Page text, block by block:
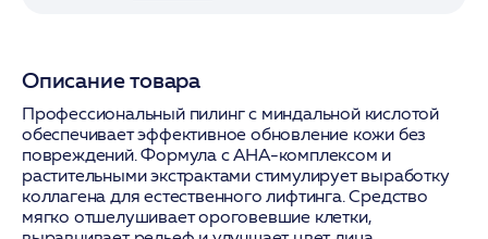
Описание товара
Профессиональный пилинг с миндальной кислотой
обеспечивает эффективное обновление кожи без
повреждений. Формула с AHA-комплексом и
растительными экстрактами стимулирует выработку
коллагена для естественного лифтинга. Средство
мягко отшелушивает ороговевшие клетки,